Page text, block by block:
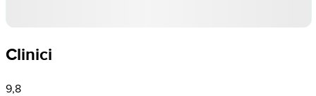
Clinici
9,8